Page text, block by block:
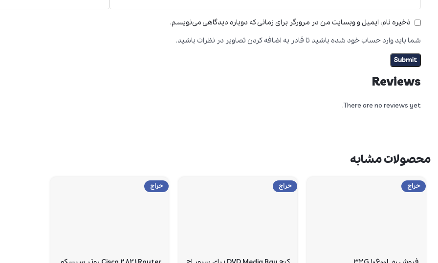
Reviews
There are no reviews yet.
ذخیره نام، ایمیل و وبسایت من در مرورگر برای زمانی که دوباره دیدگاهی می‌نویسم.
شما باید وارد حساب خود شده باشید تا قادر به اضافه کردن تصاویر در نظرات باشید.
محصولات مشابه
حراج حراج حراج